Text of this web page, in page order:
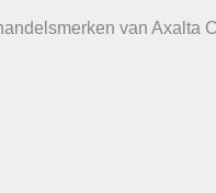
van Axalta